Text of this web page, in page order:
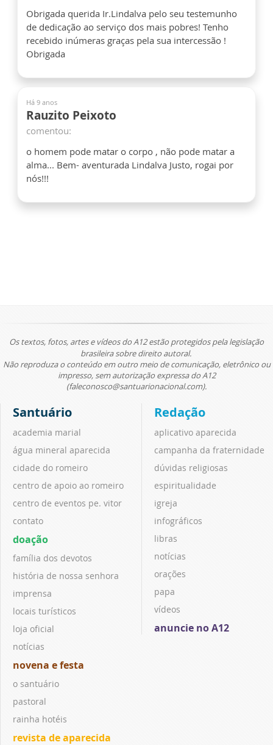
Obrigada querida Ir.Lindalva pelo seu testemunho
de dedicação ao serviço dos mais pobres! Tenho
recebido inúmeras graças pela sua intercessão !
Obrigada
Há 9 anos
Rauzito Peixoto
comentou:
o homem pode matar o corpo , não pode matar a
alma... Bem- aventurada Lindalva Justo, rogai por
nós!!!
Os textos, fotos, artes e vídeos do A12 estão protegidos pela legislação
brasileira sobre direito autoral.
Não reproduza o conteúdo em outro meio de comunicação, eletrônico ou
impresso, sem autorização expressa do A12
(faleconosco@santuarionacional.com).
Santuário
academia marial
água mineral aparecida
cidade do romeiro
centro de apoio ao romeiro
centro de eventos pe. vitor
contato
doação
família dos devotos
história de nossa senhora
imprensa
locais turísticos
loja oficial
notícias
novena e festa
o santuário
pastoral
rainha hotéis
revista de aparecida
Redação
aplicativo aparecida
campanha da fraternidade
dúvidas religiosas
espiritualidade
igreja
infográficos
libras
notícias
orações
papa
vídeos
anuncie no A12